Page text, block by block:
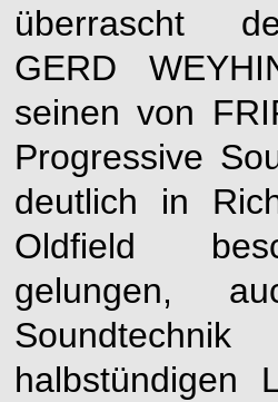
überrascht
GERD
seinen von
Progressive
deutlich in
Oldfield
gelungen,
halbstündigen